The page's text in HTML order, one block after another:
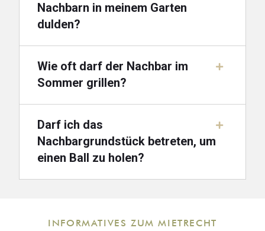
Nachbarn in meinem Garten
dulden?
Wie oft darf der Nachbar im
Sommer grillen?
Darf ich das
Nachbargrundstück betreten, um
einen Ball zu holen?
INFORMATIVES ZUM MIETRECHT